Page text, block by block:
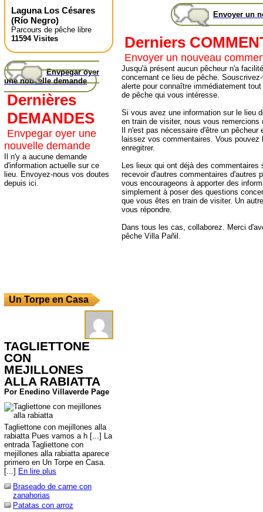
Laguna Los Césares
(Río Negro)
Parcours de pêche libre
11594 Visites
Envpegar oyer
une nouvelle demande
Dernières
DEMANDES
Envpegar oyer une
nouvelle demande
Il n'y a aucune demande
d'information actuelle sur ce
lieu. Envoyez-nous vos doutes
depuis ici.
Un Torpe en Casa
TAGLIETTONE
CON
MEJILLONES
ALLA RABIATTA
Por Enedino Villaverde Page
Tagliettone con mejillones alla
rabiatta Pues vamos a h [...] La
entrada Tagliettone con
mejillones alla rabiatta aparece
primero en Un Torpe en Casa.
[...] En lire plus
Braseado de carne con
zanahorias
Patatas con arroz
Envoyer un
Derniers
Envoyer un nouveau
Jusqu'à présent aucun pêcheur n'a
concernant ce lieu de pêche.
alerte pour connaître immédiatement
de pêche qui vous intéresse.
Si vous avez une information sur le lieu
en train de visiter, nous vous remercions
Il n'est pas nécessaire d'être un pêcheur
laissez vos commentaires. Vous pouvez
enregitrer.
Les lieux qui ont déjà des commentaires
recevoir d'autres commentaires d'autres
vous encourageons à apporter des
simplement à poser des questions
que vous êtes en train de visiter. Un
vous répondre.
Dans tous les cas, collaborez. Merci
pêche Villa Pañil.